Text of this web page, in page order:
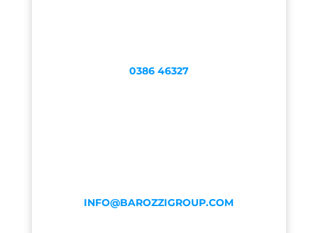
0386 46327
INFO@BAROZZIGROUP.COM